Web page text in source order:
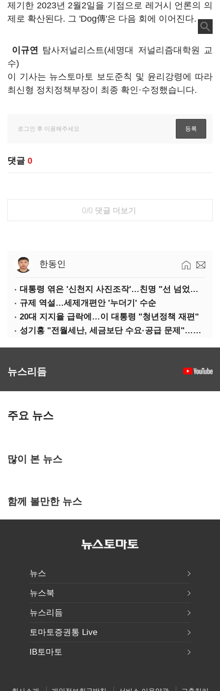
제기한 2023년 2월2일을 기점으로 레거시 언론의 의
제로 확산된다. 그 'Dog傳'은 다음 회에 이어진다.
이규연 탐사저널리스트(세명대 저널리즘대학원 교
수)
이 기사는 뉴스토마토 보도준칙 및 윤리강령에 따라
최신형 정치정책부장이 최종 확인·수정했습니다.
댓글 0
0/0 댓글 더보기
한동인
대통령 엮은 '신천지 사진조작'…친명 "선 넘었다" 격앙
규제 역설…세제개편안 '누더기' 수순
20대 지지율 급락에…이 대통령 "청년정책 재편"
성기홍 "전월세난, 세금보단 수요·공급 문제"…닥공 시사
뉴스리듬
주요 뉴스
많이 본 뉴스
함께 볼만한 뉴스
뉴스
뉴스북
뉴스리듬
토마토증권통 Live
IB토마토